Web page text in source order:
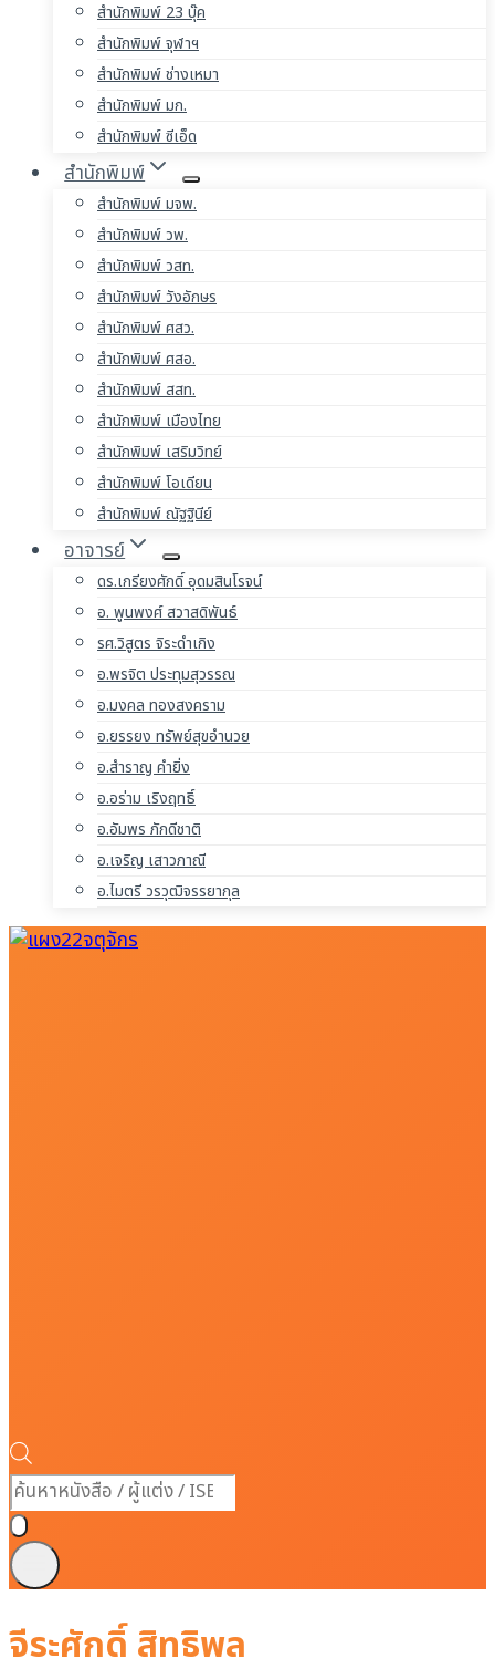
สำนักพิมพ์ 23 บุ๊ค
สำนักพิมพ์ จุฬาฯ
สำนักพิมพ์ ช่างเหมา
สำนักพิมพ์ มก.
สำนักพิมพ์ ซีเอ็ด
สำนักพิมพ์
สำนักพิมพ์ มจพ.
สำนักพิมพ์ วพ.
สำนักพิมพ์ วสท.
สำนักพิมพ์ วังอักษร
สำนักพิมพ์ ศสว.
สำนักพิมพ์ ศสอ.
สำนักพิมพ์ สสท.
สำนักพิมพ์ เมืองไทย
สำนักพิมพ์ เสริมวิทย์
สำนักพิมพ์ โอเดียน
สำนักพิมพ์ ณัฐฐินีย์
อาจารย์
ดร.เกรียงศักดิ์ อุดมสินโรจน์
อ. พูนพงศ์ สวาสดิพันธ์
รศ.วิสูตร จิระดำเกิง
อ.พรจิต ประทุมสุวรรณ
อ.มงคล ทองสงคราม
อ.ยรรยง ทรัพย์สุขอำนวย
อ.สำราญ คำยิ่ง
อ.อร่าม เริงฤทธิ์
อ.อัมพร ภักดีชาติ
อ.เจริญ เสาวภาณี
อ.ไมตรี วรวุฒิจรรยากุล
Products
search
จีระศักดิ์ สิทธิพล